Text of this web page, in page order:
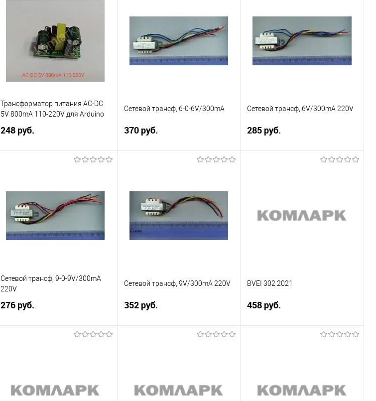
В избранное
В наличии
В избранное
В наличии
В избранное
В наличии
Трансформатор питания AC-DC
5V 800mA 110-220V для Arduino
248 руб.
В избранное
Сетевой трансф, 6-0-6V/300mA
370 руб.
Сравнение
В избранное
Недоступно
Сетевой трансф, 6V/300mA 220V
285 руб.
В избранное
Недоступно
Сетевой трансф, 9-0-9V/300mA
220V
276 руб.
В избранное
Недоступно
Сетевой трансф, 9V/300mA 220V
352 руб.
В избранное
Недоступно
BVEI 302 2021
458 руб.
В избранное
Недоступно